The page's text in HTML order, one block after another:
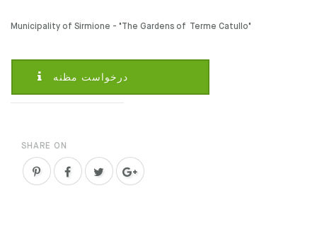
Municipality of Sirmione - "The Gardens of Terme Catullo"
درخواست مظنه
SHARE ON